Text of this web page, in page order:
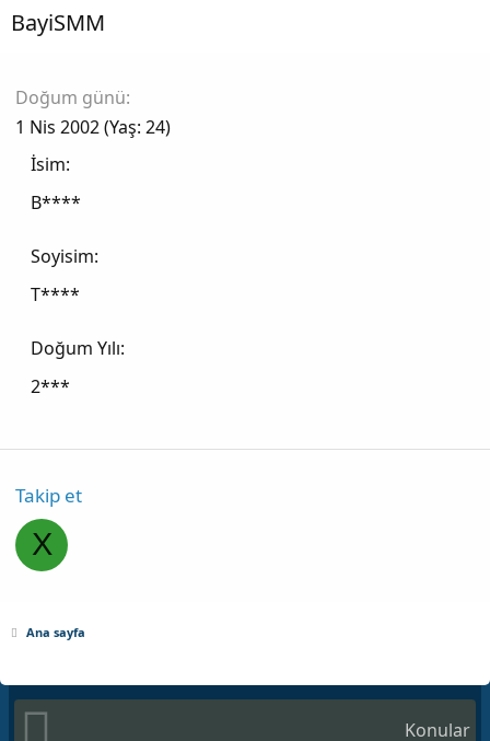
BayiSMM
Doğum günü
1 Nis 2002 (Yaş: 24)
İsim
B****
Soyisim
T****
Doğum Yılı
2***
Takip et
X
Ana sayfa
Konular